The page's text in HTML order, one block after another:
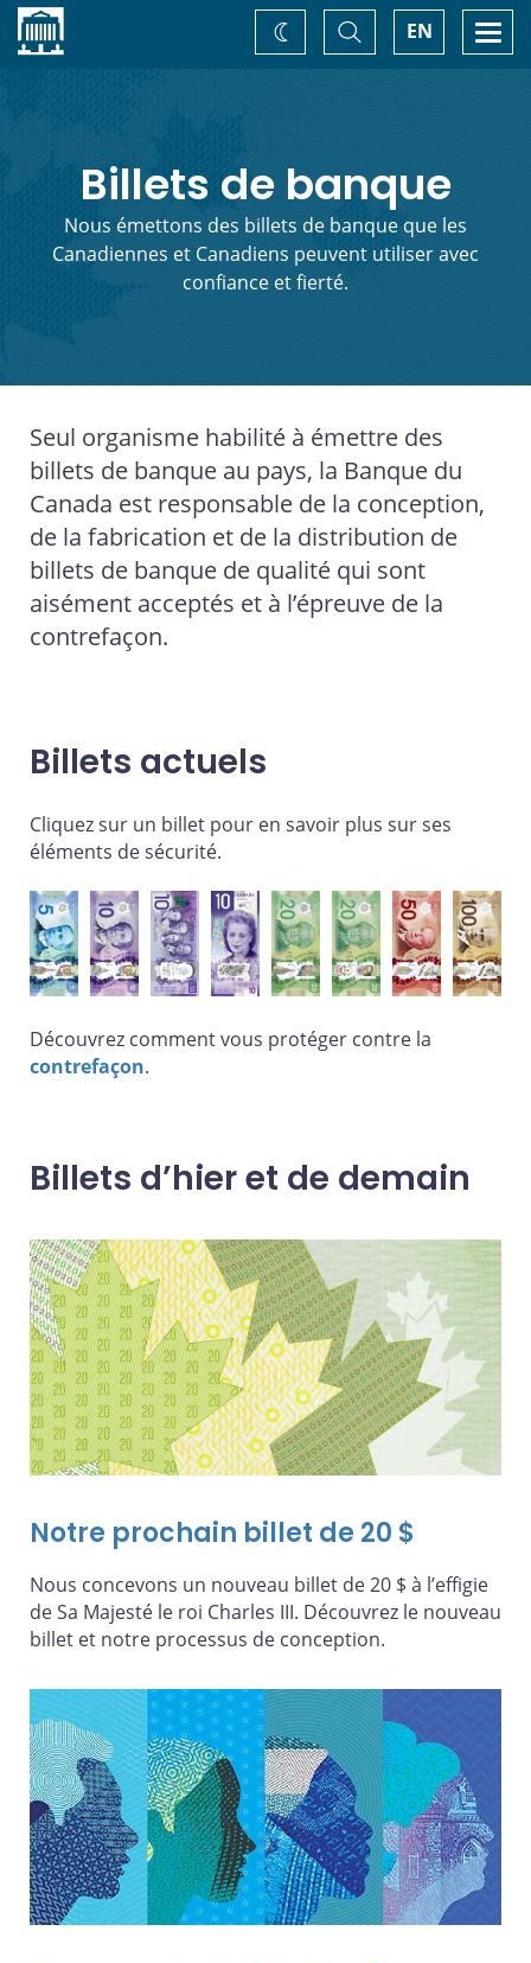
Accueil EN
Basculer
la
recherche
Changez
Billets de banque
Nous émettons des billets de banque que les
Canadiennes et Canadiens peuvent utiliser avec
confiance et fierté.
Seul organisme habilité à émettre des
billets de banque au pays, la Banque du
Canada est responsable de la conception,
de la fabrication et de la distribution de
billets de banque de qualité qui sont
aisément acceptés et à l’épreuve de la
contrefaçon.
Billets actuels
Cliquez sur un billet pour en savoir plus sur ses
éléments de sécurité.
Découvrez comment vous protéger contre la
contrefaçon.
Billets d’hier et de demain
Notre prochain billet de 20 $
Nous concevons un nouveau billet de 20 $ à l’effigie
de Sa Majesté le roi Charles III. Découvrez le nouveau
billet et notre processus de conception.